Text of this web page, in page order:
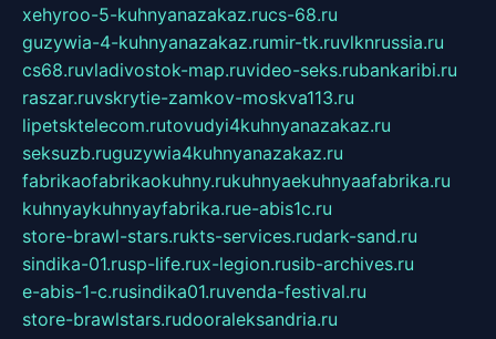
xehyroo-5-kuhnyanazakaz.rucs-68.ru
guzywia-4-kuhnyanazakaz.rumir-tk.ruvlknrussia.ru
cs68.ruvladivostok-map.ruvideo-seks.rubankaribi.ru
raszar.ruvskrytie-zamkov-moskva113.ru
lipetsktelecom.rutovudyi4kuhnyanazakaz.ru
seksuzb.ruguzywia4kuhnyanazakaz.ru
fabrikaofabrikaokuhny.rukuhnyaekuhnyaafabrika.ru
kuhnyaykuhnyayfabrika.rue-abis1c.ru
store-brawl-stars.rukts-services.rudark-sand.ru
sindika-01.rusp-life.rux-legion.rusib-archives.ru
e-abis-1-c.rusindika01.ruvenda-festival.ru
store-brawlstars.rudooraleksandria.ru